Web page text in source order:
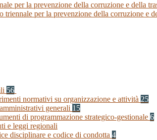
per la prevenzione della corruzione e della
triennale per la prevenzione della corruzione e
56
normativi su organizzazione e attività 25
generali 15
di programmazione strategico-gestionale 6
e leggi regionali
disciplinare e codice di condotta 4